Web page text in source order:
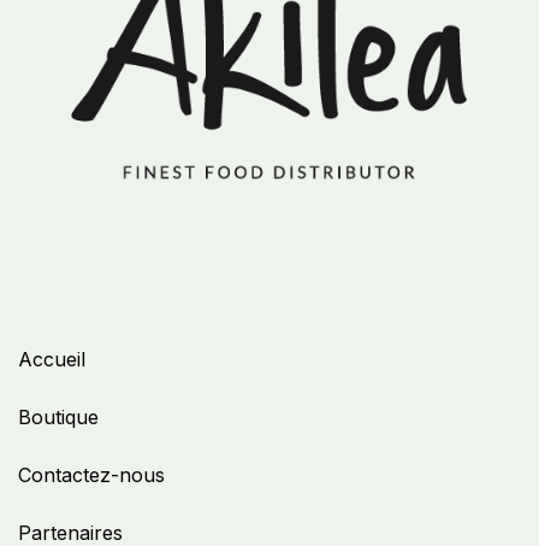
Accueil
Boutique
Contactez-nous
Partenaires